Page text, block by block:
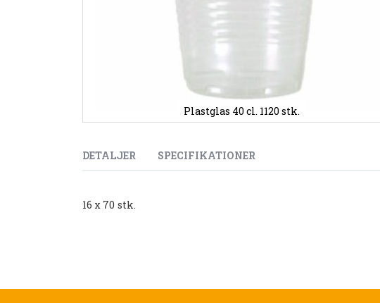
Plastglas 40 cl. 1120 stk.
starten
af
DETALJER
16 x 70 stk.
SPECIFIKATIONER